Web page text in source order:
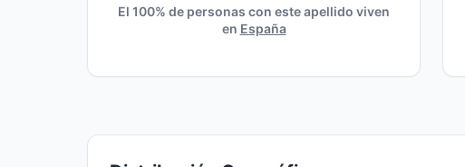
El 100% de personas con este apellido viven
en España